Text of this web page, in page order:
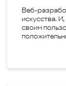
Веб-
искусства.
своим